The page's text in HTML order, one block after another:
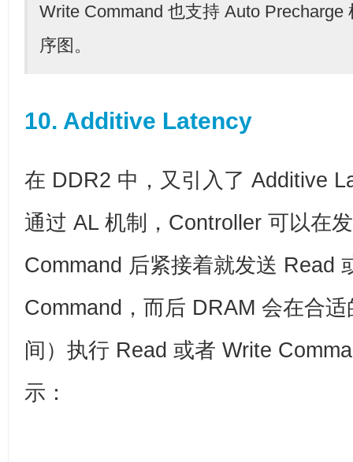
Write Command 也支持 Auto Precharge
序图。
10. Additive Latency
在 DDR2 中，又引入了 Additive
通过 AL 机制，Controller 可以在
Command 后紧接着就发送 Read
Command，而后 DRAM 会在合
间）执行 Read 或者 Write
示：